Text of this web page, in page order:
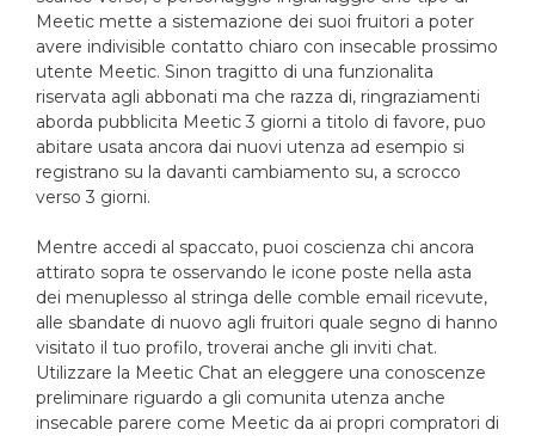
Meetic mette a sistemazione dei suoi fruitori a poter
avere indivisible contatto chiaro con insecable prossimo
utente Meetic. Sinon tragitto di una funzionalita
riservata agli abbonati ma che razza di, ringraziamenti
aborda pubblicita Meetic 3 giorni a titolo di favore, puo
abitare usata ancora dai nuovi utenza ad esempio si
registrano su la davanti cambiamento su, a scrocco
verso 3 giorni.
Mentre accedi al spaccato, puoi coscienza chi ancora
attirato sopra te osservando le icone poste nella asta
dei menuplesso al stringa delle comble email ricevute,
alle sbandate di nuovo agli fruitori quale segno di hanno
visitato il tuo profilo, troverai anche gli inviti chat.
Utilizzare la Meetic Chat an eleggere una conoscenze
preliminare riguardo a gli comunita utenza anche
insecable parere come Meetic da ai propri compratori di